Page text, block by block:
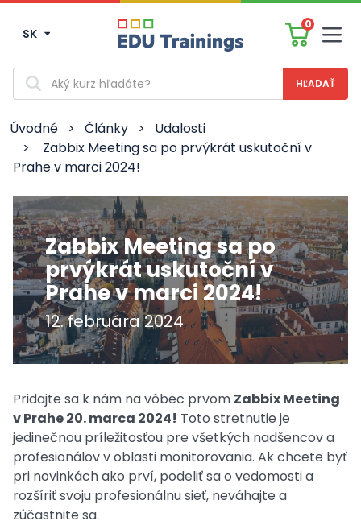
SK
0
Vyhľadávanie
Úvodné > Články >
Udalosti
>
Zabbix Meeting sa po prvýkrát uskutoční v
Prahe v marci 2024!
Zabbix Meeting sa po
prvýkrát uskutoční v
Prahe v marci 2024!
12. februára 2024
Pridajte sa k nám na vôbec prvom Zabbix Meeting
v Prahe 20. marca 2024! Toto stretnutie je
jedinečnou príležitosťou pre všetkých nadšencov a
profesionálov v oblasti monitorovania. Ak chcete byť
pri novinkách ako prví, podeliť sa o vedomosti a
rozšíriť svoju profesionálnu sieť, neváhajte a
zúčastnite sa.